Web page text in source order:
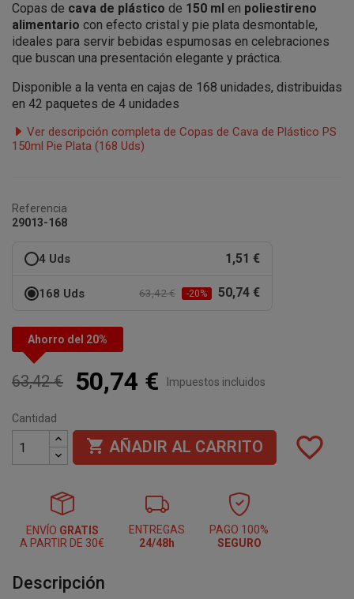
Copas de cava de plástico de 150 ml en poliestireno
alimentario con efecto cristal y pie plata desmontable,
ideales para servir bebidas espumosas en celebraciones
que buscan una presentación elegante y práctica.
Disponible a la venta en cajas de 168 unidades, distribuidas
en 42 paquetes de 4 unidades
Ver descripción completa de Copas de Cava de Plástico PS
150ml Pie Plata (168 Uds)
Referencia
29013-168
4 Uds 1,51 €
168 Uds 63,42 € -20% 50,74 €
Ahorro del 20%
63,42 € 50,74 € Impuestos incluidos
Cantidad
 AÑADIR AL CARRITO favorite_border
ENVÍO GRATIS
A PARTIR DE 30€
ENTREGAS
24/48h
PAGO 100%
SEGURO
Descripción